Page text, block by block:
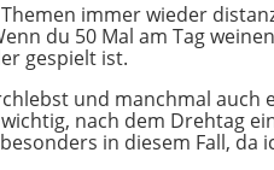
immer wieder
du 50 Mal am Tag
gespielt ist.
und manchmal auch
nach dem Drehtag
in diesem Fall, da